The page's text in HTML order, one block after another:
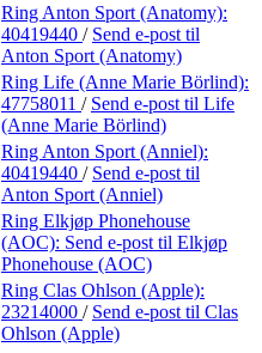
Ring Anton Sport (Anatomy):
40419440 / Send e-post til
Anton Sport (Anatomy)
Ring Life (Anne Marie Börlind):
47758011 / Send e-post til Life
(Anne Marie Börlind)
Ring Anton Sport (Anniel):
40419440 / Send e-post til
Anton Sport (Anniel)
Ring Elkjøp Phonehouse
(AOC): Send e-post til Elkjøp
Phonehouse (AOC)
Ring Clas Ohlson (Apple):
23214000 / Send e-post til Clas
Ohlson (Apple)